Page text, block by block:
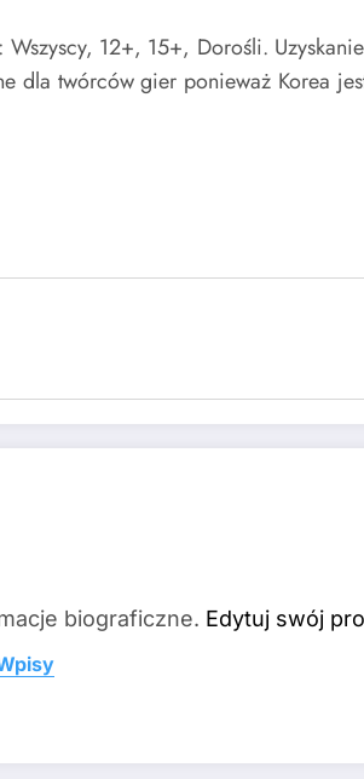
12+, 15+, Dorośli.
dla twórców gier ponieważ Korea
biograficzne. Edytuj swój